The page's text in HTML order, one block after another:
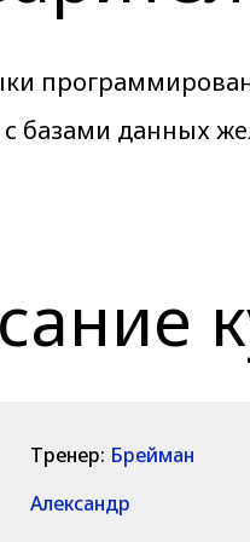
базами данных
Тренер: Брейман
Александр